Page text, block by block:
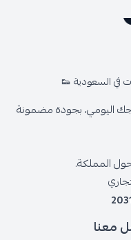
في السعودية 👟
اليومي، بجودة مضمونة
معنا